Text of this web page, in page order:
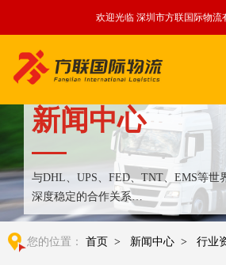
欢迎光临 深圳市方联国际物流
新闻中心
与DHL、UPS、FED、TNT、EMS等世
深度稳定的合作关系
整合全球优质物流运输资源,满足国内
您的位置： 首页 > 新闻中心 > 行业